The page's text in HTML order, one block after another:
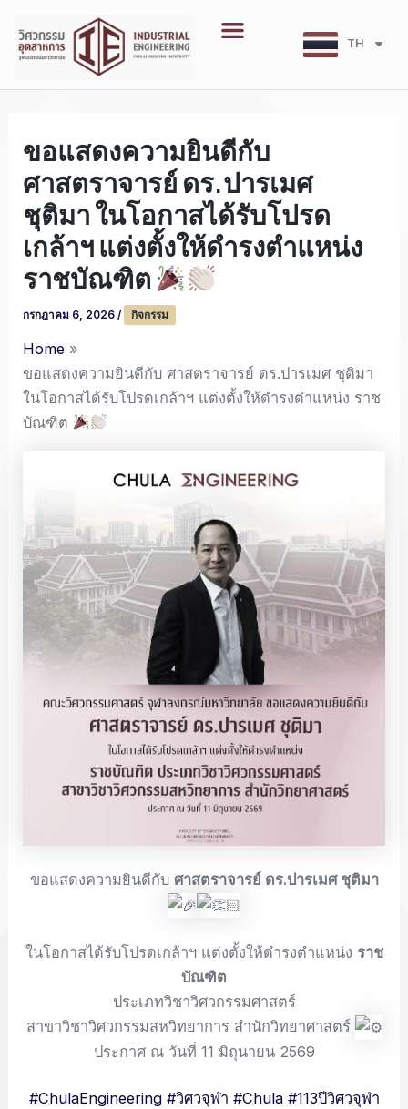
content
Menu
TH
EN
ขอแสดงความยินดีกับ
ศาสตราจารย์ ดร.ปารเมศ
ชุติมา ในโอกาสได้รับโปรด
เกล้าฯ แต่งตั้งให้ดำรงตำแหน่ง
ราชบัณฑิต
กรกฎาคม 6, 2026/ กิจกรรม
Home
ขอแสดงความยินดีกับ ศาสตราจารย์ ดร.ปารเมศ ชุติมา
ในโอกาสได้รับโปรดเกล้าฯ แต่งตั้งให้ดำรงตำแหน่ง ราช
บัณฑิต
ขอแสดงความยินดีกับ ศาสตราจารย์ ดร.ปารเมศ ชุติมา
ในโอกาสได้รับโปรดเกล้าฯ แต่งตั้งให้ดำรงตำแหน่ง ราช
บัณฑิต
ประเภทวิชาวิศวกรรมศาสตร์
สาขาวิชาวิศวกรรมสหวิทยาการ สำนักวิทยาศาสตร์
ประกาศ ณ วันที่ 11 มิถุนายน 2569
#ChulaEngineering #วิศวจุฬา #Chula #113ปีวิศวจุฬา